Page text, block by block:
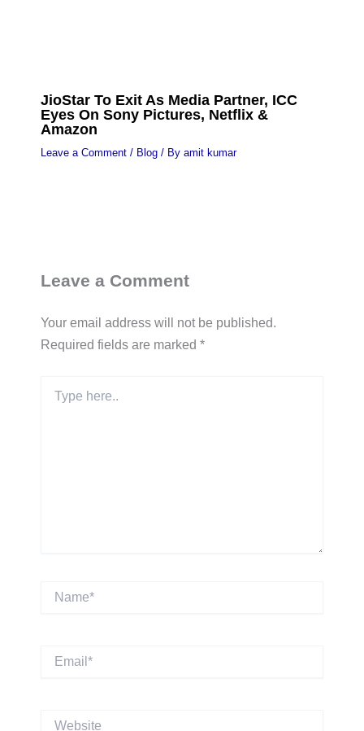
JioStar To Exit As Media Partner, ICC
Eyes On Sony Pictures, Netflix &
Amazon
Leave a Comment / Blog/ By amit kumar
Leave a Comment
Your email address will not be published.
Required fields are marked *
here..
Name*